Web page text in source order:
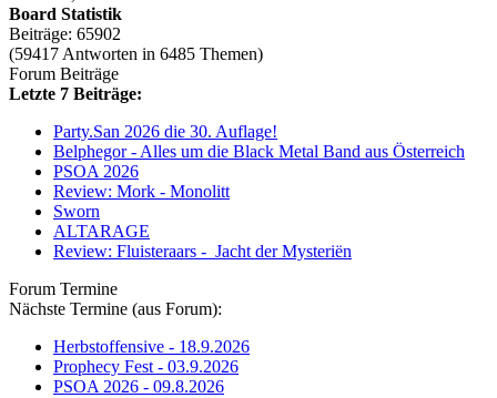
Board Statistik
Beiträge: 65902
(59417 Antworten in 6485 Themen)
Forum Beiträge
Letzte 7 Beiträge:
Party.San 2026 die 30. Auflage!
Belphegor - Alles um die Black Metal Band aus Österreich
PSOA 2026
Review: Mork - Monolitt
Sworn
ALTARAGE
Review: Fluisteraars - Jacht der Mysteriën
Forum Termine
Nächste Termine (aus Forum):
Herbstoffensive - 18.9.2026
Prophecy Fest - 03.9.2026
PSOA 2026 - 09.8.2026